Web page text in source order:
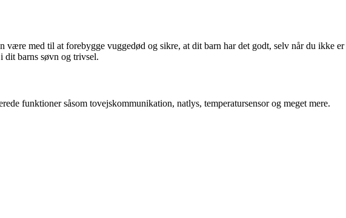
være med til at forebygge vuggedød og sikre, at dit barn har det godt, selv når du ikke er
dit barns søvn og trivsel.
funktioner såsom tovejskommunikation, natlys, temperatursensor og meget mere.